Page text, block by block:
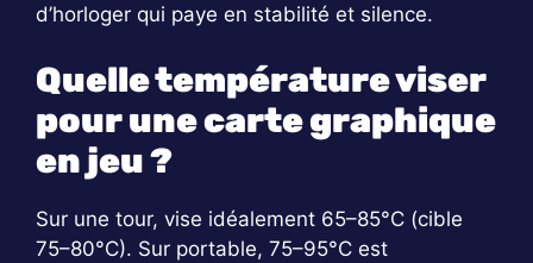
d’horloger qui paye en stabilité et silence.
Quelle température viser
pour une carte graphique
en jeu ?
Sur une tour, vise idéalement 65–85°C (cible
75–80°C). Sur portable, 75–95°C est